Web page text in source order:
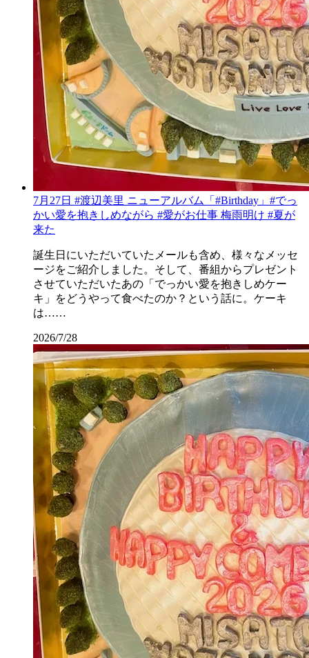
7月27日 #渡辺美里 ニューアルバム「#Birthday」#でっ
かい愛を抱きしめながら #愛がお仕事 梅雨明け #夏が
来た
誕生日にいただいていたメールも含め、様々なメッセ
ージをご紹介しました。そして、番組からプレゼント
させていただいたあの「でっかい愛を抱きしめケー
キ」をどうやって食べたのか？という話に。ケーキ
は……
2026/7/28